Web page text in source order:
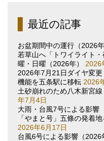
最近の記事
お盆期間中の運行（2026年
若草山へ「トワイライト
曜・日曜（2026年）
2026
2026年7月21日ダイヤ変
機能を五条駅に移転 2026
土砂崩れのため八木新宮
年7月4日
大雨・台風7号による影響
「やまと号」五條の発着
2026年6月17日
台風6号による影響（2026